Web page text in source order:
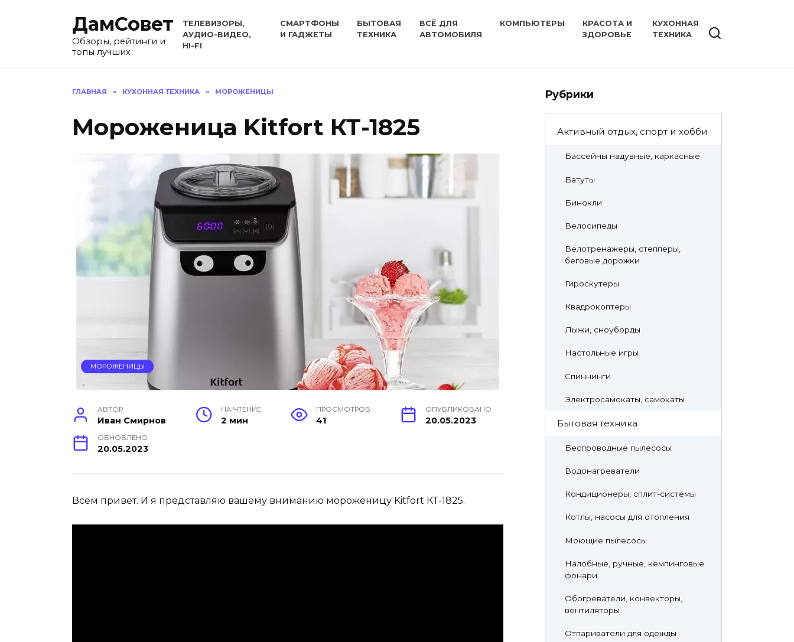
ДамСовет
Обзоры, рейтинги и
топы лучших
ТЕЛЕВИЗОРЫ,
АУДИО-ВИДЕО,
HI-FI
СМАРТФОНЫ
И ГАДЖЕТЫ
БЫТОВАЯ
ТЕХНИКА
ВСЁ ДЛЯ
АВТОМОБИЛЯ
КОМПЬЮТЕРЫ
КРАСОТА И
ЗДОРОВЬЕ
КУХОННАЯ
ТЕХНИКА
ГЛАВНАЯ » КУХОННАЯ ТЕХНИКА » МОРОЖЕНИЦЫ
Мороженица Kitfort КТ-1825
МОРОЖЕНИЦЫ
АВТОР
Иван Смирнов
НА ЧТЕНИЕ
2 мин
ПРОСМОТРОВ
41
ОПУБЛИКОВАНО
20.05.2023
ОБНОВЛЕНО
20.05.2023
Всем привет. И я представляю вашему вниманию мороженицу Kitfort КТ-1825.
Рубрики
Активный отдых, спорт и хобби
Бассейны надувные, каркасные
Батуты
Бинокли
Велосипеды
Велотренажеры, степперы,
беговые дорожки
Гироскутеры
Квадрокоптеры
Лыжи, сноуборды
Настольные игры
Спиннинги
Электросамокаты, самокаты
Бытовая техника
Беспроводные пылесосы
Водонагреватели
Кондиционеры, сплит-системы
Котлы, насосы для отопления
Моющие пылесосы
Налобные, ручные, кемпинговые
фонари
Обогреватели, конвекторы,
вентиляторы
Отпариватели для одежды